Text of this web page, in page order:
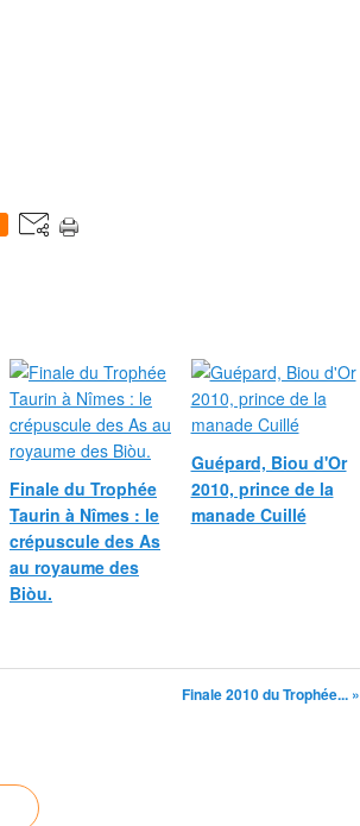
Finale du Trophée
Taurin à Nîmes : le
crépuscule des As
au royaume des
Biòu.
Guépard, Biou d'Or
2010, prince de la
manade Cuillé
Finale 2010 du Trophée... »